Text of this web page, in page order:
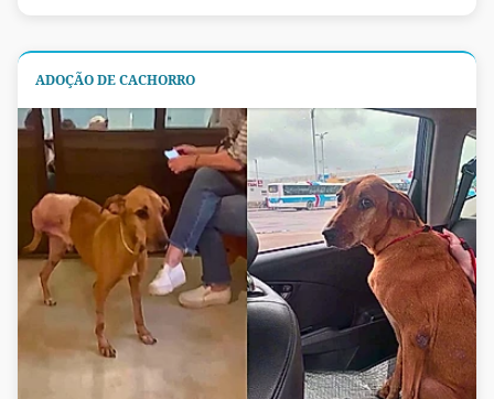
ADOÇÃO DE CACHORRO